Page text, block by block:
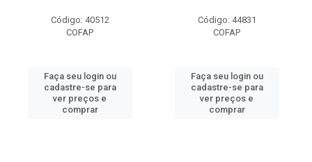
Código: 40512
COFAP
Faça seu login ou
cadastre-se para
ver preços e
comprar
Código: 44831
COFAP
Faça seu login ou
cadastre-se para
ver preços e
comprar